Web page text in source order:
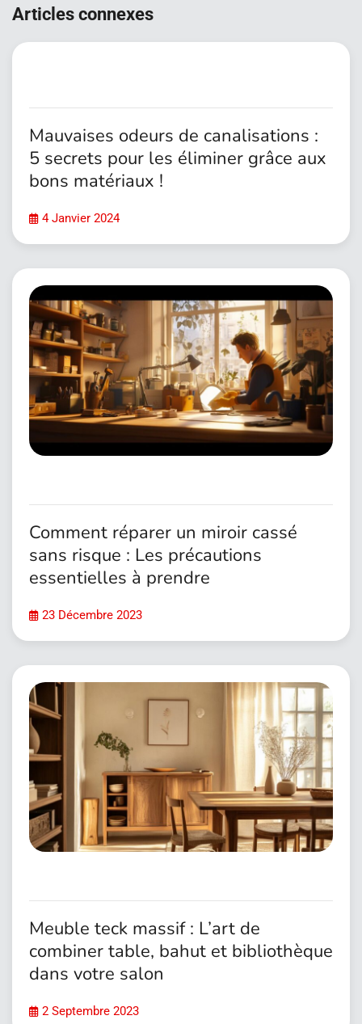
de
Articles connexes
Mauvaises odeurs de canalisations :
5 secrets pour les éliminer grâce aux
bons matériaux !
4 Janvier 2024
Comment réparer un miroir cassé
sans risque : Les précautions
essentielles à prendre
23 Décembre 2023
Meuble teck massif : L’art de
combiner table, bahut et bibliothèque
dans votre salon
2 Septembre 2023